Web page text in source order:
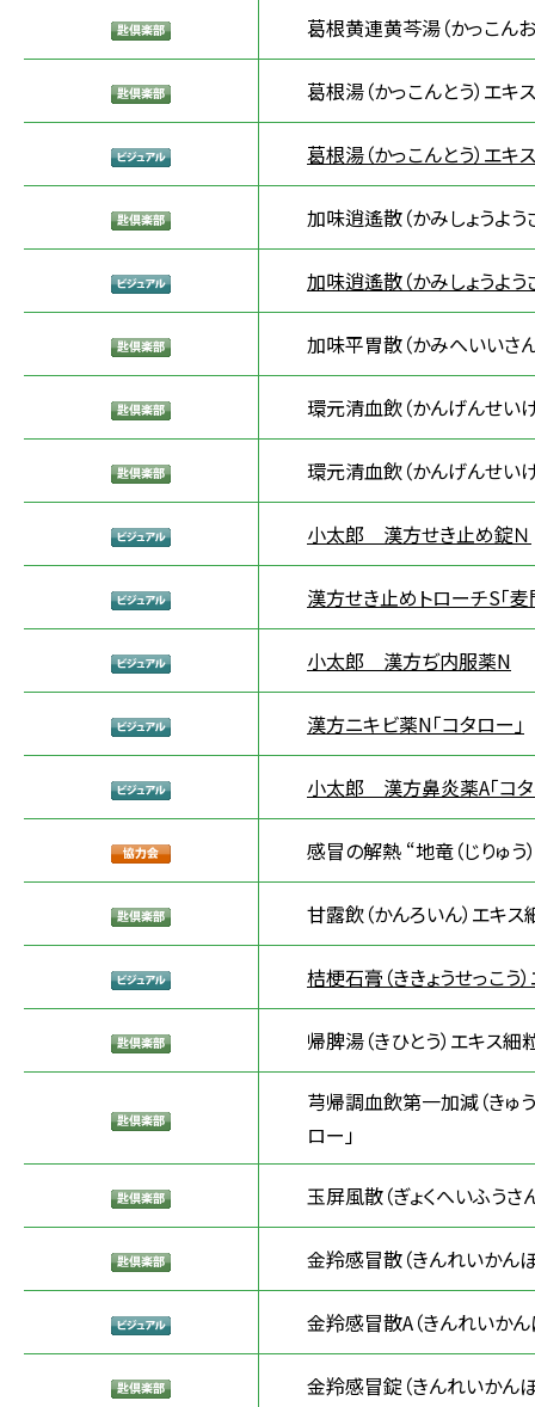
葛根黄連黄芩湯（かっこん
葛根湯（かっこんとう）エキ
葛根湯（かっこんとう）エキ
加味逍遙散（かみしょうよう
加味逍遙散（かみしょうよう
加味平胃散（かみへいいさ
環元清血飲（かんげんせい
環元清血飲（かんげんせい
小太郎 漢方せき止め錠Ｎ
漢方せき止めトローチS「麦
小太郎 漢方ぢ内服薬N
漢方ニキビ薬N「コタロー」
小太郎 漢方鼻炎薬A「コタ
感冒の解熱 “地竜（じりゅう
甘露飲（かんろいん）エキス
桔梗石膏（ききょうせっこう
帰脾湯（きひとう）エキス細
芎帰調血飲第一加減（きゅ
ロー」
玉屏風散（ぎょくへいふうさ
金羚感冒散（きんれいかん
金羚感冒散A（きんれいかん
金羚感冒錠（きんれいかんぼ